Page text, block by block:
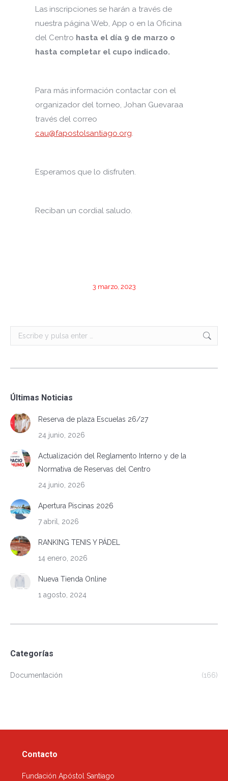
Las inscripciones se harán a través de
nuestra página Web, App o en la Oficina
del Centro hasta el día 9 de marzo o
hasta completar el cupo indicado.
Para más información contactar con el
organizador del torneo, Johan Guevaraa
través del correo
cau@fapostolsantiago.org.
Esperamos que lo disfruten.
Reciban un cordial saludo.
3 marzo, 2023
Buscar:
Últimas Noticias
Reserva de plaza Escuelas 26/27
24 junio, 2026
Actualización del Reglamento Interno y de la
Normativa de Reservas del Centro
24 junio, 2026
Apertura Piscinas 2026
7 abril, 2026
RANKING TENIS Y PÁDEL
14 enero, 2026
Nueva Tienda Online
1 agosto, 2024
Categorías
Documentación (166)
Contacto
Fundación Apóstol Santiago